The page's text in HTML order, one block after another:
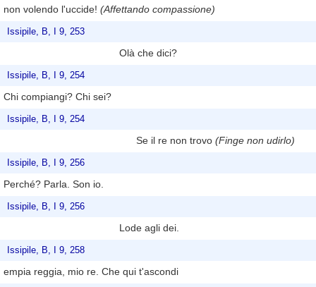
non volendo l'uccide! (Affettando compassione)
Issipile, B, I 9, 253
Olà che dici?
Issipile, B, I 9, 254
Chi compiangi? Chi sei?
Issipile, B, I 9, 254
Se il re non trovo (Finge non udirlo)
Issipile, B, I 9, 256
Perché? Parla. Son io.
Issipile, B, I 9, 256
Lode agli dei.
Issipile, B, I 9, 258
empia reggia, mio re. Che qui t'ascondi